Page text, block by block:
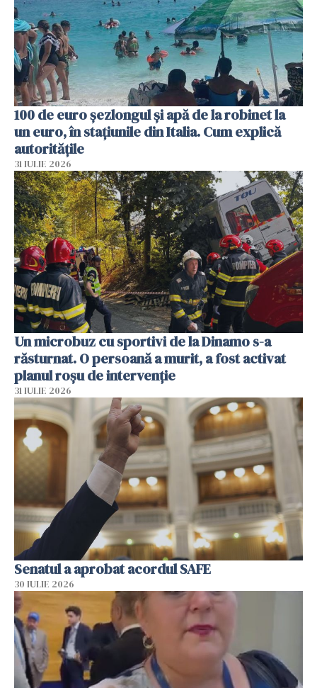
100 de euro șezlongul și apă de la robinet la
un euro, în stațiunile din Italia. Cum explică
autoritățile
31 IULIE 2026
Un microbuz cu sportivi de la Dinamo s-a
răsturnat. O persoană a murit, a fost activat
planul roșu de intervenție
31 IULIE 2026
Senatul a aprobat acordul SAFE
30 IULIE 2026